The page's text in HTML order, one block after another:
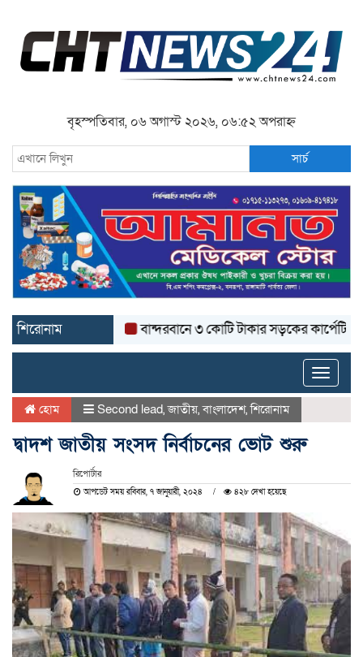
বৃহস্পতিবার, ০৬ অগাস্ট ২০২৬, ০৬:৫২ অপরাহ্ন
সার্চ
শিরোনাম বান্দরবানে ৩ কোটি টাকার সড়কের কার্পেটিং উঠে
Toggle
হোম Second lead,জাতীয়,বাংলাদেশ,শিরোনাম
দ্বাদশ জাতীয় সংসদ নির্বাচনের ভোট শুরু
রিপোর্টার
আপডেট সময় রবিবার, ৭ জানুয়ারী, ২০২৪ ৪২৮ দেখা হয়েছে